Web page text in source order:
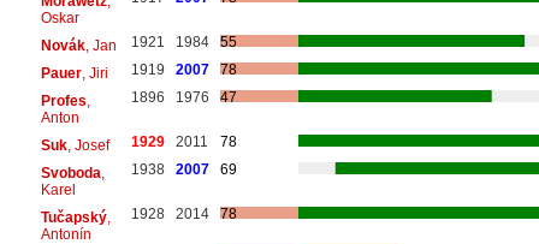
Oskar
Novák, Jan 1921 1984
55
Pauer, Jiri 1919 2007
78
Profes
Anton
1896 1976 47
Suk, Josef 1929 2011
78
Svoboda
Karel
1938 2007 69
Tučapský,
Antonín
1928 2014 78